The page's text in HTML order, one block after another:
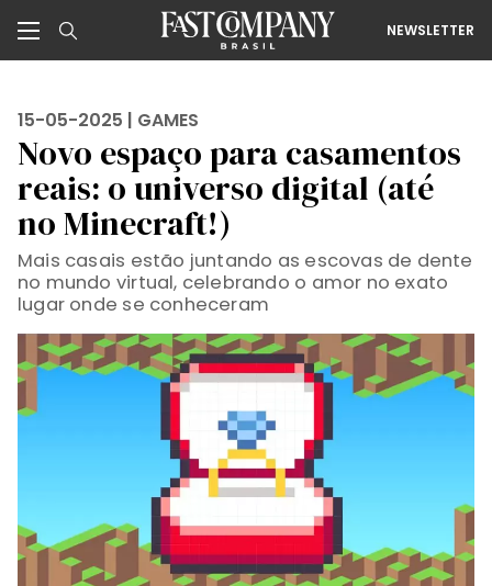
NEWSLETTER
15-05-2025 | GAMES
Novo espaço para casamentos
reais: o universo digital (até
no Minecraft!)
Mais casais estão juntando as escovas de dente
no mundo virtual, celebrando o amor no exato
lugar onde se conheceram